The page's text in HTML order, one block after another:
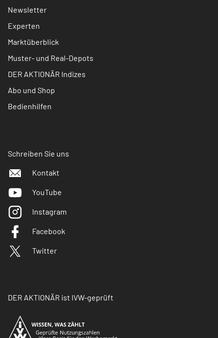
Newsletter
Experten
Marktüberblick
Muster- und Real-Depots
DER AKTIONÄR Indizes
Abo und Shop
Bedienhilfen
Schreiben Sie uns
Kontakt
YouTube
Instagram
Facebook
Twitter
DER AKTIONÄR ist IVW-geprüft